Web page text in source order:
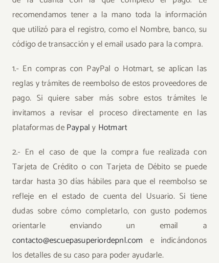
recomendamos tener a la mano toda la información
que utilizó para el registro, como el Nombre, banco, su
código de transacción y el email usado para la compra.
1.- En compras con PayPal o Hotmart, se aplican las
reglas y trámites de reembolso de estos proveedores de
pago. Si quiere saber más sobre estos trámites le
invitamos a revisar el proceso directamente en las
plataformas dePaypaly Hotmart
2.- En el caso de que la compra fue realizada con
Tarjeta de Crédito o con Tarjeta de Débito se puede
tardar hasta 30 días hábiles para que el reembolso se
refleje en el estado de cuenta del Usuario. Si tiene
dudas sobre cómo completarlo, con gusto podemos
orientarle enviando un email a
contacto@escuepasuperiordepnl.com e indicándonos
los detalles de su caso para poder ayudarle.